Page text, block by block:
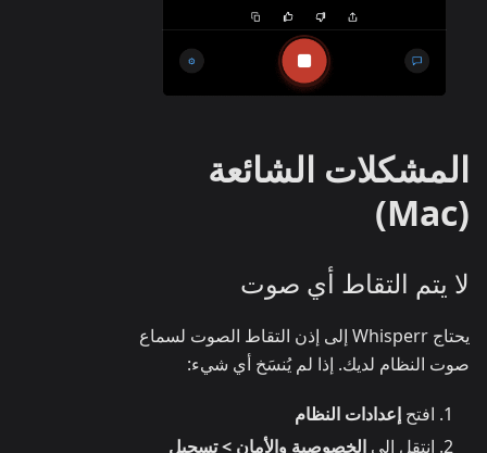
المشكلات الشائعة
(Mac)
لا يتم التقاط أي صوت
يحتاج Whisperr إلى إذن التقاط الصوت لسماع
صوت النظام لديك. إذا لم يُنسَخ أي شيء:
افتح إعدادات النظام
انتقل إلى الخصوصية والأمان > تسجيل